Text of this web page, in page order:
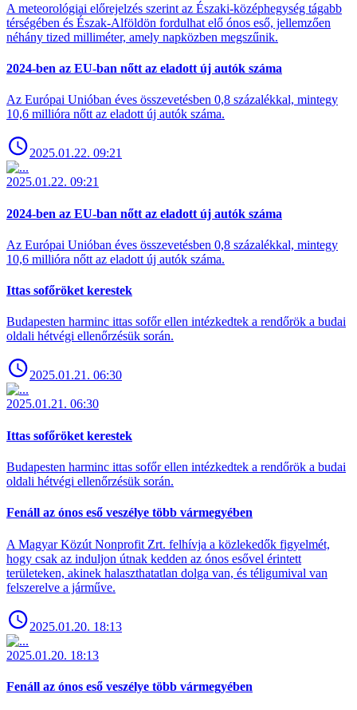
A meteorológiai előrejelzés szerint az Északi-középhegység tágabb
térségében és Észak-Alföldön fordulhat elő ónos eső, jellemzően
néhány tized milliméter, amely napközben megszűnik.
2024-ben az EU-ban nőtt az eladott új autók száma
Az Európai Unióban éves összevetésben 0,8 százalékkal, mintegy
10,6 millióra nőtt az eladott új autók száma.
2025.01.22. 09:21
2025.01.22. 09:21
2024-ben az EU-ban nőtt az eladott új autók száma
Az Európai Unióban éves összevetésben 0,8 százalékkal, mintegy
10,6 millióra nőtt az eladott új autók száma.
Ittas sofőröket kerestek
Budapesten harminc ittas sofőr ellen intézkedtek a rendőrök a budai
oldali hétvégi ellenőrzésük során.
2025.01.21. 06:30
2025.01.21. 06:30
Ittas sofőröket kerestek
Budapesten harminc ittas sofőr ellen intézkedtek a rendőrök a budai
oldali hétvégi ellenőrzésük során.
Fenáll az ónos eső veszélye több vármegyében
A Magyar Közút Nonprofit Zrt. felhívja a közlekedők figyelmét,
hogy csak az induljon útnak kedden az ónos esővel érintett
területeken, akinek halaszthatatlan dolga van, és téligumival van
felszerelve a járműve.
2025.01.20. 18:13
2025.01.20. 18:13
Fenáll az ónos eső veszélye több vármegyében